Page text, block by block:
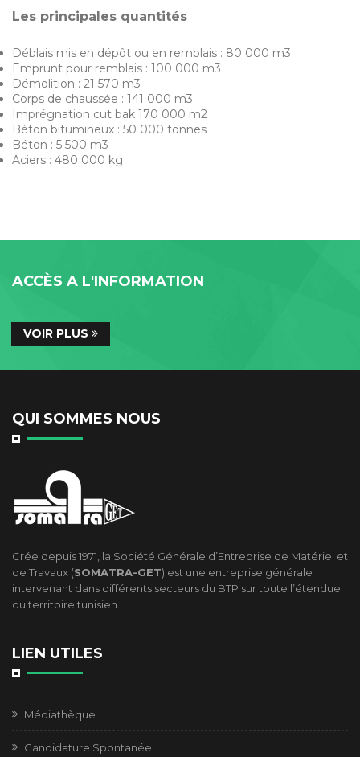
Les principales quantités
Déblais mis en dépôt ou en remblais : 80 000 m3
Emprunt pour remblais : 100 000 m3
Démolition : 21 570 m3
Corps de chaussée : 141 000 m3
Imprégnation cut bak 170 000 m2
Béton bitumineux : 50 000 tonnes
Béton : 5 500 m3
Aciers : 480 000 kg
ACCÈS A L'INFORMATION
VOIR PLUS
QUI SOMMES NOUS
Crée depuis 1971, la Société Générale d’Entreprise de Matériel et
de Travaux (SOMATRA-GET) est une entreprise générale
intervenant dans différents secteurs du BTP sur toute l’étendue
du territoire tunisien.
LIEN UTILES
Médiathèque
Candidature Spontanée